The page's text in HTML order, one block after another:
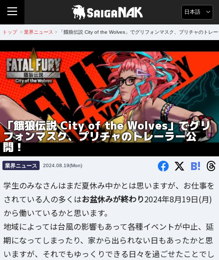
日本語
トップ > 業界ニュース > 「餓狼伝説 City of the Wolves」でグリフォンマスク、プリチャのトレ
「餓狼伝説 City of the Wolves」でグリ
フォンマスク、プリチャのトレーラー公
開！
業界ニュース 2024.08.19(Mon) B!
学生のみなさんはまだ夏休み中かとは思いますが、お仕事を
されている人の多くはお盆休みが終わり2024年8月19日(月)
から働いているかと思います。
地域によっては台風の影響もあって各種イベントが中止、延
期になってしまったり、家から出られない日もあったかと思
いますが、それでもゆっくりできる日々を過ごせたことでし